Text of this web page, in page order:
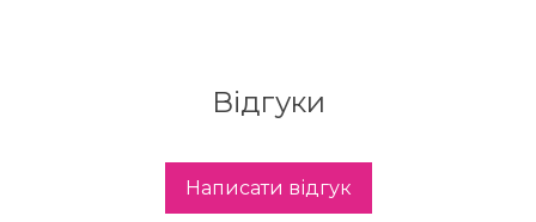
Відгуки
Написати відгук